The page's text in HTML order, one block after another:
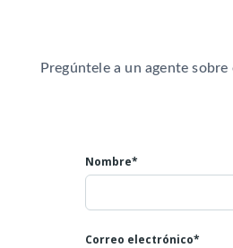
Mayores informes:
Pregúntele a un agente sobre
Nombre*
Correo electrónico*